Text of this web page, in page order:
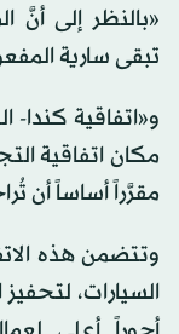
«بالنظر إلى أنَّ
تبقى سارية
و«اتفاقية
مكان اتفاقية
مقرَّراً أساساً أن
وتتضمن هذه
السيارات،